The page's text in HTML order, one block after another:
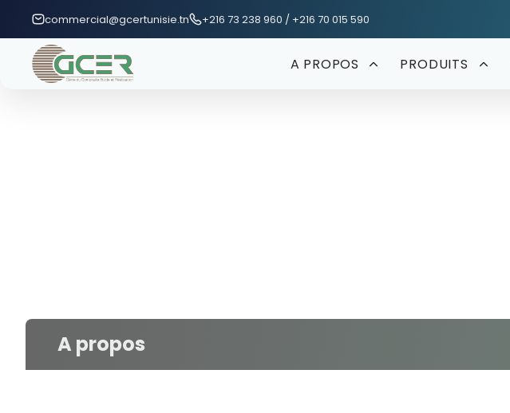
commercial@gcertunisie.tn +216 73 238 960 / +216 70 015 590
A PROPOS PRODUITS
A propos